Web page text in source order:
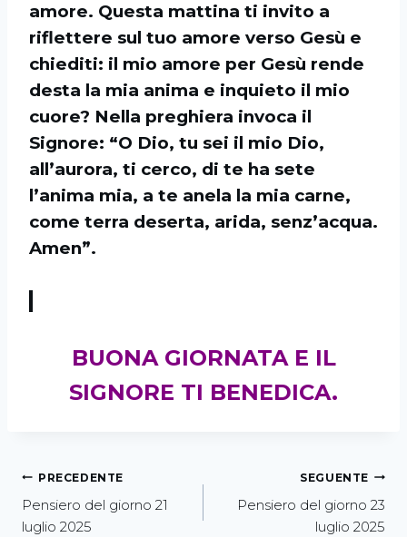
amore. Questa mattina ti invito a
riflettere sul tuo amore verso Gesù e
chiediti: il mio amore per Gesù rende
desta la mia anima e inquieto il mio
cuore? Nella preghiera invoca il
Signore: “O Dio, tu sei il mio Dio,
all’aurora, ti cerco, di te ha sete
l’anima mia, a te anela la mia carne,
come terra deserta, arida, senz’acqua.
Amen”.
BUONA GIORNATA E IL
SIGNORE TI BENEDICA.
PRECEDENTE
Pensiero del giorno 21
luglio 2025
SEGUENTE
Pensiero del giorno 23
luglio 2025